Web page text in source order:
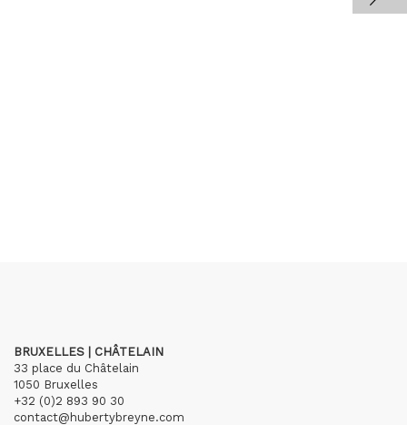
BRUXELLES | CHÂTELAIN
33 place du Châtelain
1050 Bruxelles
+32 (0)2 893 90 30
contact@hubertybreyne.com